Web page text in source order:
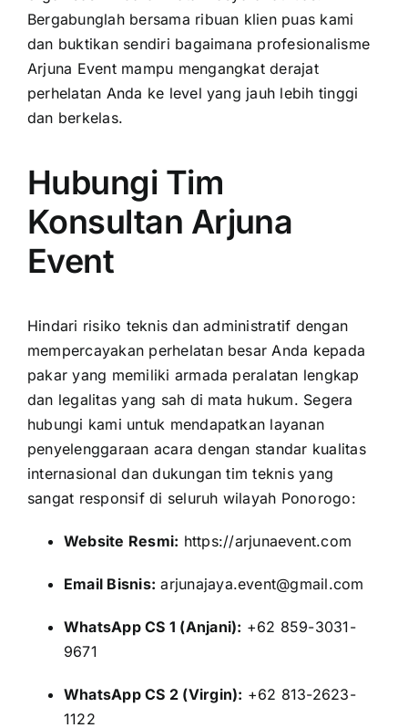
Bergabunglah bersama ribuan klien puas kami
dan buktikan sendiri bagaimana profesionalisme
Arjuna Event mampu mengangkat derajat
perhelatan Anda ke level yang jauh lebih tinggi
dan berkelas.
Hubungi Tim
Konsultan Arjuna
Event
Hindari risiko teknis dan administratif dengan
mempercayakan perhelatan besar Anda kepada
pakar yang memiliki armada peralatan lengkap
dan legalitas yang sah di mata hukum. Segera
hubungi kami untuk mendapatkan layanan
penyelenggaraan acara dengan standar kualitas
internasional dan dukungan tim teknis yang
sangat responsif di seluruh wilayah Ponorogo:
Website Resmi: https://arjunaevent.com
Email Bisnis: arjunajaya.event@gmail.com
WhatsApp CS 1 (Anjani): +62 859-3031-
9671
WhatsApp CS 2 (Virgin): +62 813-2623-
1122